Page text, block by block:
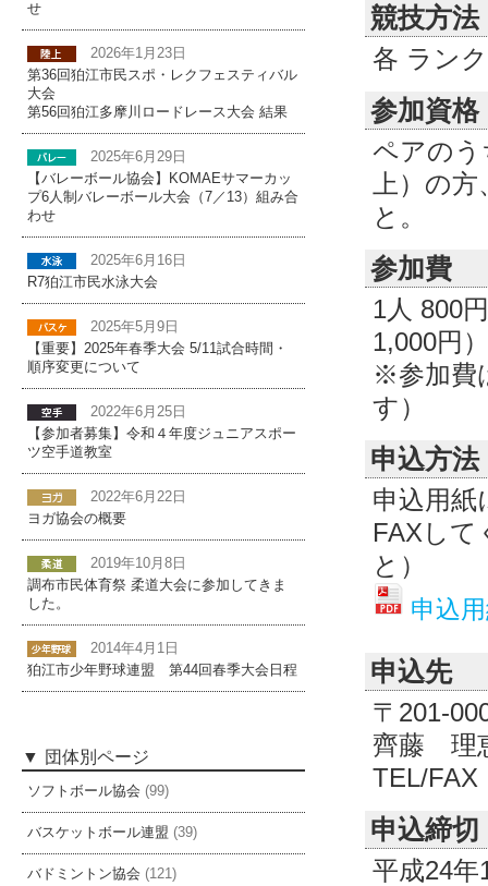
競技方法
各 ラン
参加資格
ペアのう
上）の
と。
参加費
1人 800
1,000円）
※参加費
す）
申込方法
申込用紙
FAXして
と）
申込
申込先
〒201-
齊藤 理
TEL/FAX
申込締切
平成24年
せ
2026年1月23日
第36回狛江市民スポ・レクフェスティバル
大会
第56回狛江多摩川ロードレース大会 結果
2025年6月29日
【バレーボール協会】KOMAEサマーカッ
プ6人制バレーボール大会（7／13）組み合
わせ
2025年6月16日
R7狛江市民水泳大会
2025年5月9日
【重要】2025年春季大会 5/11試合時間・
順序変更について
2022年6月25日
【参加者募集】令和４年度ジュニアスポー
ツ空手道教室
2022年6月22日
ヨガ協会の概要
2019年10月8日
調布市民体育祭 柔道大会に参加してきま
した。
2014年4月1日
狛江市少年野球連盟 第44回春季大会日程
団体別ページ
ソフトボール協会 (99)
バスケットボール連盟 (39)
バドミントン協会 (121)